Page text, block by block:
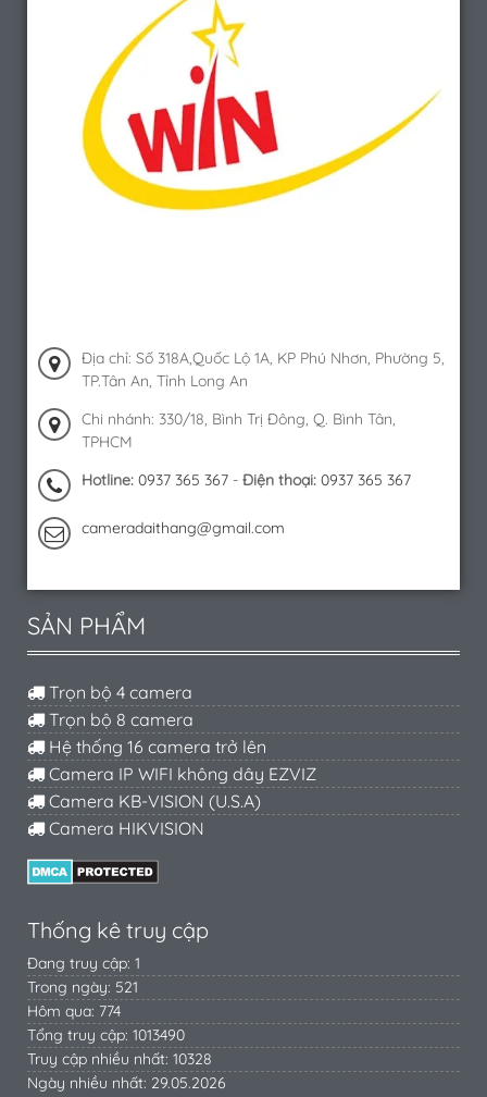
Địa chỉ: Số 318A,Quốc Lộ 1A, KP Phú Nhơn, Phường 5,
TP.Tân An, Tỉnh Long An
Chi nhánh: 330/18, Bình Trị Đông, Q. Bình Tân,
TPHCM
Hotline: 0937 365 367 - Điện thoại: 0937 365 367
cameradaithang@gmail.com
SẢN PHẨM
Trọn bộ 4 camera
Trọn bộ 8 camera
Hệ thống 16 camera trở lên
Camera IP WIFI không dây EZVIZ
Camera KB-VISION (U.S.A)
Camera HIKVISION
Thống kê truy cập
Đang truy cập: 1
Trong ngày: 521
Hôm qua: 774
Tổng truy cập: 1013490
Truy cập nhiều nhất: 10328
Ngày nhiều nhất: 29.05.2026